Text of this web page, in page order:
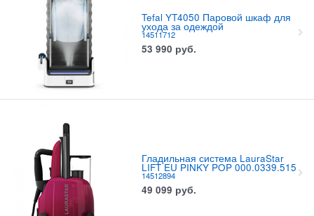
Tefal YT4050 Паровой шкаф для
ухода за одеждой
14511712
53 990 руб.
Гладильная система LauraStar
LIFT EU PINKY POP 000.0339.515
14512894
49 099 руб.